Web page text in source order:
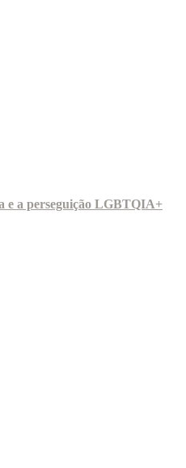
e a perseguição LGBTQIA+